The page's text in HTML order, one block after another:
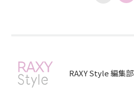
RAXY Style 編集部